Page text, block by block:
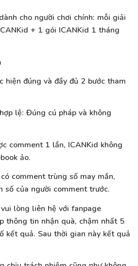
cho người chơi chính: mỗi giải
+ 1 gói ICANKid 1 tháng
hiện đúng và đầy đủ 2 bước tham
lệ: Đúng cú pháp và không
comment 1 lần, ICANKid không
ảo.
comment trùng số may mắn,
số của người comment trước.
lòng liên hệ với fanpage
thông tin nhận quà, chậm nhất 5
kết quả. Sau thời gian này kết quả